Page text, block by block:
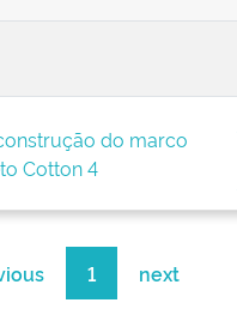
do marco
Cotton 4
1 next